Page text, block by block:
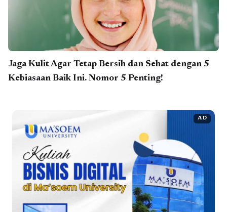
Jaga Kulit Agar Tetap Bersih dan Sehat dengan 5
Kebiasaan Baik Ini. Nomor 5 Penting!
AD